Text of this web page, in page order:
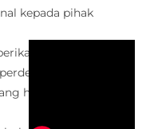
kepada pihak
perlindungan
atas insiden
harus bertanggung